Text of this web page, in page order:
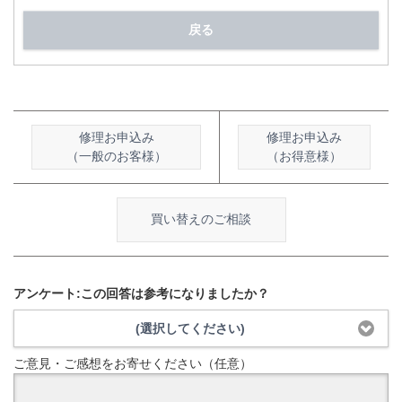
戻る
修理お申込み
（一般のお客様）
修理お申込み
（お得意様）
買い替えのご相談
アンケート:この回答は参考になりましたか？
(選択してください)
ご意見・ご感想をお寄せください（任意）